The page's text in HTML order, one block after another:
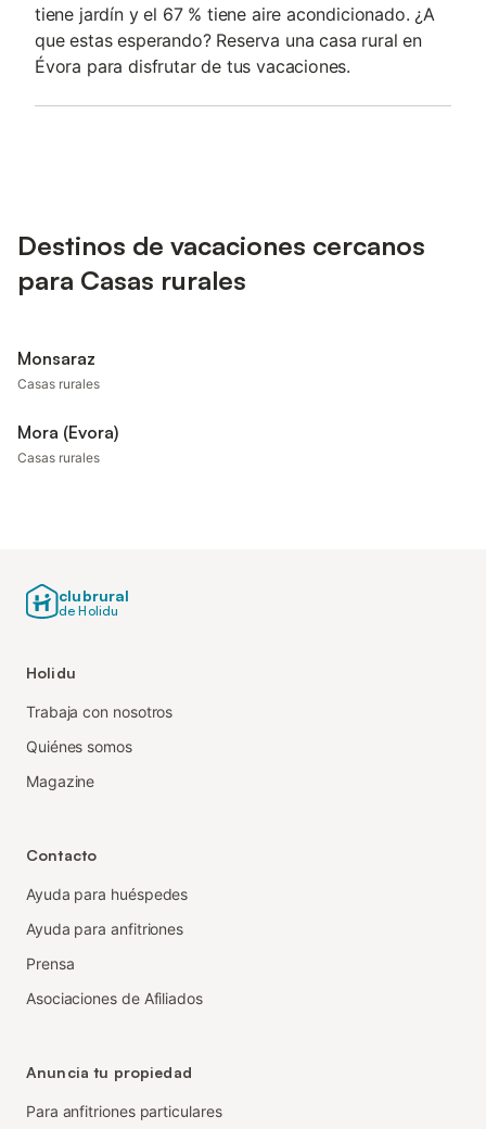
tiene jardín y el 67 % tiene aire acondicionado. ¿A
que estas esperando? Reserva una casa rural en
Évora para disfrutar de tus vacaciones.
Destinos de vacaciones cercanos
para Casas rurales
Monsaraz
Casas rurales
Mora (Evora)
Casas rurales
clubrural
de Holidu
Holidu
Trabaja con nosotros
Quiénes somos
Magazine
Contacto
Ayuda para huéspedes
Ayuda para anfitriones
Prensa
Asociaciones de Afiliados
Anuncia tu propiedad
Para anfitriones particulares